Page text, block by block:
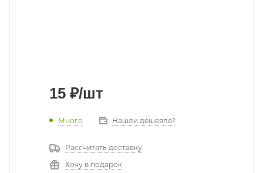
15 ₽/шт
Много Нашли дешевле?
Рассчитать доставку
Хочу в подарок